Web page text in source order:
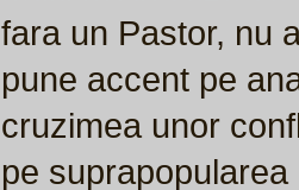
fara un Pastor, nu
pune accent pe
cruzimea unor
pe